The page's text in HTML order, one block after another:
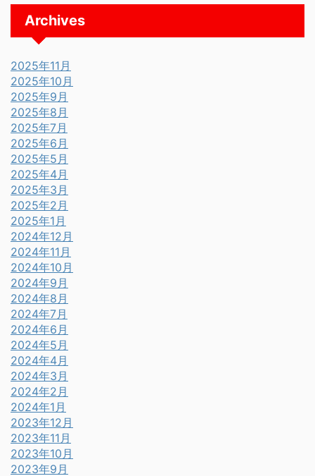
Archives
2025年11月
2025年10月
2025年9月
2025年8月
2025年7月
2025年6月
2025年5月
2025年4月
2025年3月
2025年2月
2025年1月
2024年12月
2024年11月
2024年10月
2024年9月
2024年8月
2024年7月
2024年6月
2024年5月
2024年4月
2024年3月
2024年2月
2024年1月
2023年12月
2023年11月
2023年10月
2023年9月